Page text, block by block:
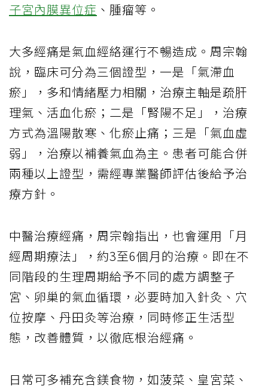
子宮內膜異位症 、腫瘤等。
大多經痛是氣血經絡運行不暢造成。周宗翰
說，臨床可分為三個證型，一是「氣滯血
瘀」，多和情緒壓力相關，治療主軸是疏肝
理氣、活血化瘀；二是「腎陽不足」，治療
方式為溫陽散寒、化瘀止痛；三是「氣血虛
弱」，治療以補養氣血為主。患者可能合併
兩種以上證型，需經專業醫師評估後給予治
療方針。
中醫治療經痛，周宗翰指出，也會運用「月
經周期療法」，約3至6個月的治療。即在不
同階段的生理周期給予不同的處方調整子
宮、卵巢的氣血循環，必要時加入針灸、穴
位按摩、丹田灸等治療，同時修正生活型
態，改善體質，以徹底根治經痛。
日常可多補充含鎂食物，如菠菜、皇宮菜、